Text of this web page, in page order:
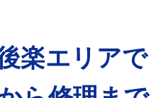
66,000円
楽エリアで